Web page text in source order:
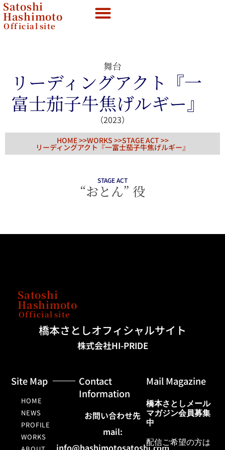
Satoshi
Hashimoto
Official site
舞台
リーディングアクト『一
富士茄子牛焦げルギー』
（2023）
HOME >>WORKS >>STAGE ACT>>
リーディングアクト『一富士茄子牛焦げルギー』
STAGE ACT
“おとん” 役
Satoshi
Hashimoto
Official site
橋本さとしオフィシャルサイト
株式会社HI-PRIDE
Site Map
HOME
NEWS
PROFILE
WORKS
Contact
Information
お問い合わせ先
mail:
info@hashimotosatoshi.com
Mail Magazine
橋本さとしメール
マガジン会員募集
中
配信ご希望の方は